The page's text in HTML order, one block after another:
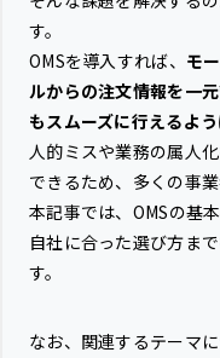
す。
OMSを導入すれば、 モ
ルからの注文情報を一
もスムーズに行えるよ
人的ミスや業務の属人
できるため、多くの事
本記事では、OMSの基
自社に合った選び方ま
す。
なお、関連するテーマ